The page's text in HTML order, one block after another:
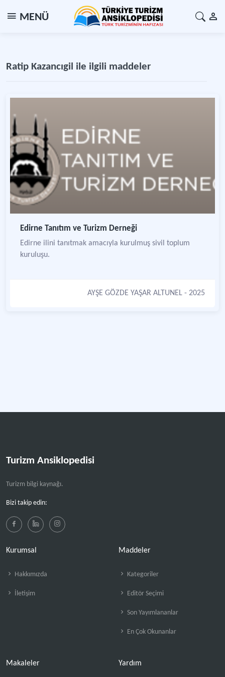
MENÜ
Ratip Kazancıgil ile ilgili maddeler
Edirne Tanıtım ve Turizm Derneği
Edirne ilini tanıtmak amacıyla kurulmuş sivil toplum
kuruluşu.
AYŞE GÖZDE YAŞAR ALTUNEL - 2025
Turizm Ansiklopedisi
Turizm bilgi kaynağı.
Bizi takip edin:
Kurumsal
Hakkımızda
İletişim
Maddeler
Kategoriler
Editör Seçimi
Son Yayımlananlar
En Çok Okunanlar
Makaleler Yardım